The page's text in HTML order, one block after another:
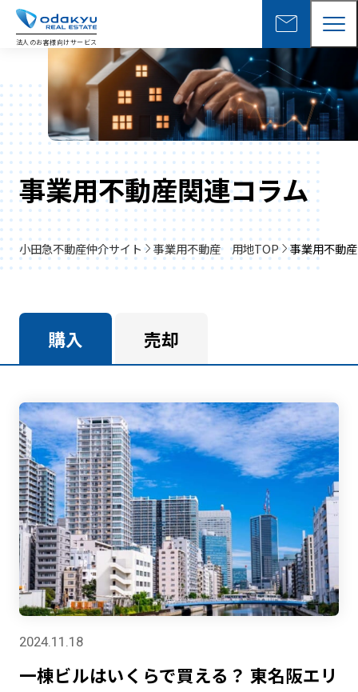
法人のお客様向けサービス mail
事業用不動産関連コラム
小田急不動産仲介サイト 事業用不動産 用地TOP 事業用不動
購入 売却
2024.11.18
一棟ビルはいくらで買える？ 東名阪エリ